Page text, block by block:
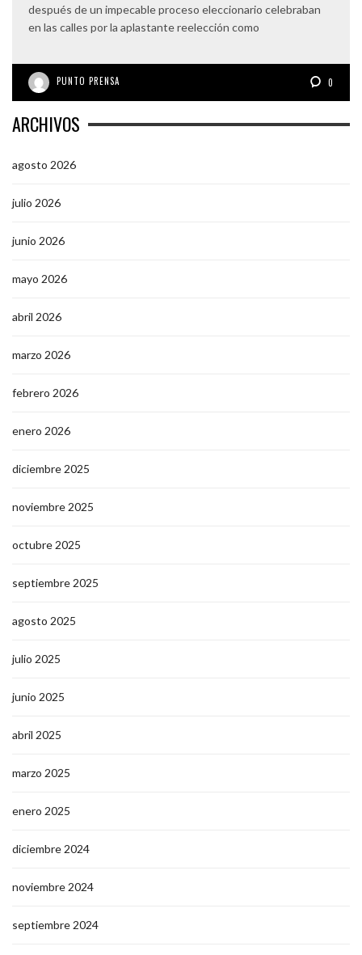
después de un impecable proceso eleccionario celebraban
en las calles por la aplastante reelección como
PUNTO PRENSA 0
ARCHIVOS
agosto 2026
julio 2026
junio 2026
mayo 2026
abril 2026
marzo 2026
febrero 2026
enero 2026
diciembre 2025
noviembre 2025
octubre 2025
septiembre 2025
agosto 2025
julio 2025
junio 2025
abril 2025
marzo 2025
enero 2025
diciembre 2024
noviembre 2024
septiembre 2024